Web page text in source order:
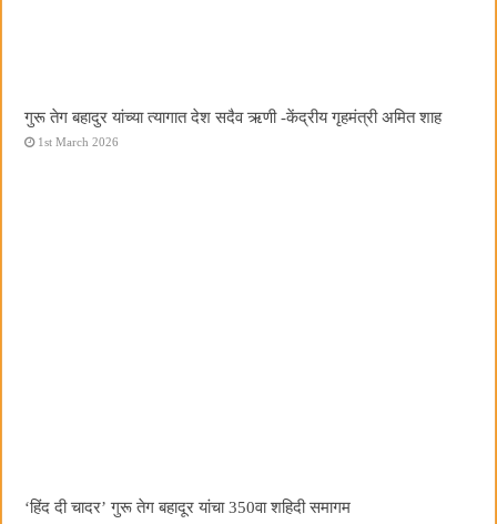
गुरू तेग बहादुर यांच्या त्यागात देश सदैव ऋणी -केंद्रीय गृहमंत्री अमित शाह
1st March 2026
‘हिंद दी चादर’ गुरू तेग बहादूर यांचा 350वा शहिदी समागम